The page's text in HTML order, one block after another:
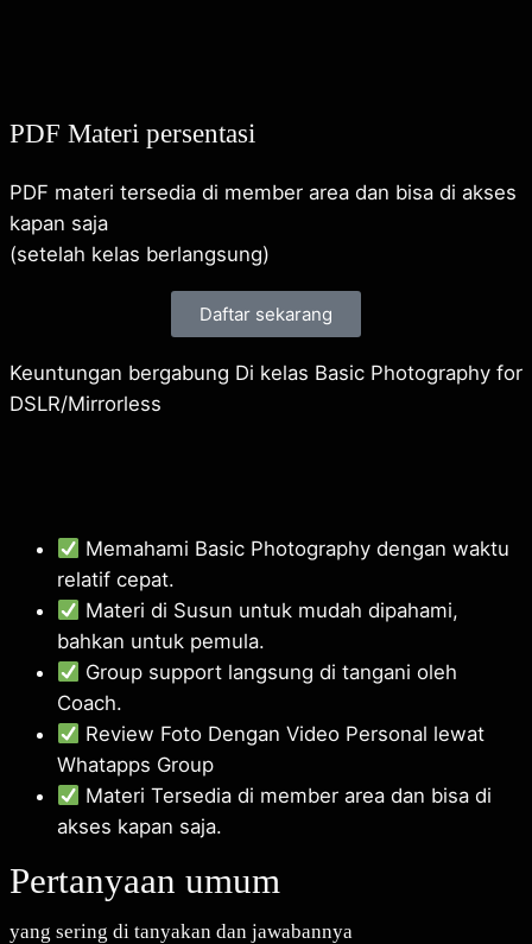
PDF Materi persentasi
PDF materi tersedia di member area dan bisa di akses
kapan saja
(setelah kelas berlangsung)
Daftar sekarang
Keuntungan bergabung Di kelas Basic Photography for
DSLR/Mirrorless
Memahami Basic Photography dengan waktu
relatif cepat.
Materi di Susun untuk mudah dipahami,
bahkan untuk pemula.
Group support langsung di tangani oleh
Coach.
Review Foto Dengan Video Personal lewat
Whatapps Group
Materi Tersedia di member area dan bisa di
akses kapan saja.
Pertanyaan umum
yang sering di tanyakan dan jawabannya